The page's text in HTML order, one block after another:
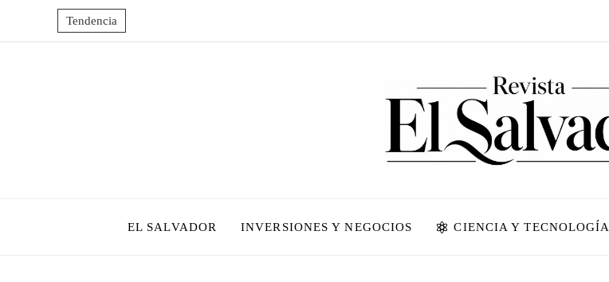
Tendencia
EL SALVADOR INVERSIONES Y NEGOCIOS CIENCIA Y TECNOLOGÍA